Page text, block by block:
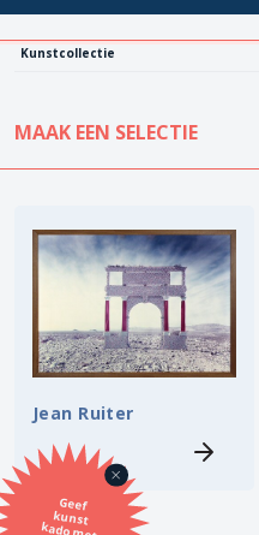
Kunstcollectie
Geef
kunst
kado met
de SBK
MAAK EEN SELECTIE
Alle
Koopprijs
Stijl
Onderwerp
Techniek
Jean Ruiter